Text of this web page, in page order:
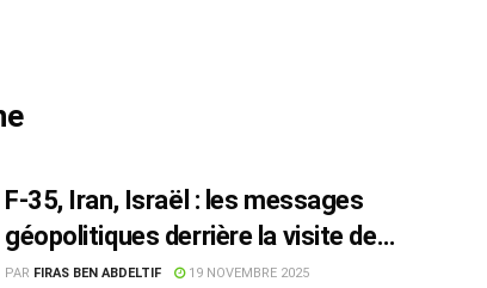
F-35, Iran, Israël : les messages
géopolitiques derrière la visite de
MBS à la Maison-Blanche
PAR FIRAS BEN ABDELTIF 19 NOVEMBRE 2025